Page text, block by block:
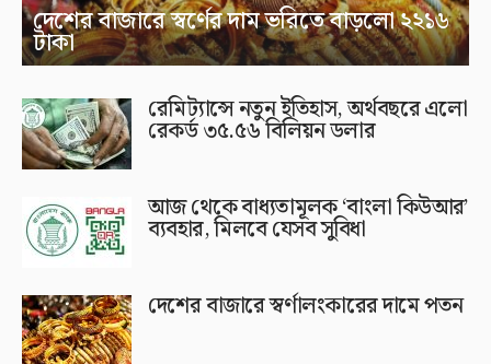
দেশের বাজারে স্বর্ণের দাম ভরিতে বাড়লো ২২১৬
টাকা
রেমিট্যান্সে নতুন ইতিহাস, অর্থবছরে এলো
রেকর্ড ৩৫.৫৬ বিলিয়ন ডলার
আজ থেকে বাধ্যতামূলক ‘বাংলা কিউআর’
ব্যবহার, মিলবে যেসব সুবিধা
দেশের বাজারে স্বর্ণালংকারের দামে পতন